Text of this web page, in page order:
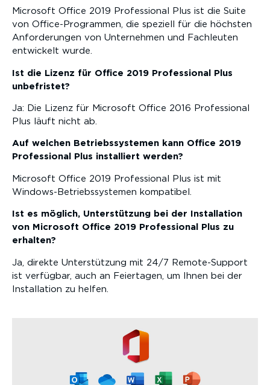
Microsoft Office 2019 Professional Plus ist die Suite
von Office-Programmen, die speziell für die höchsten
Anforderungen von Unternehmen und Fachleuten
entwickelt wurde.
Ist die Lizenz für Office 2019 Professional Plus
unbefristet?
Ja: Die Lizenz für Microsoft Office 2016 Professional
Plus läuft nicht ab.
Auf welchen Betriebssystemen kann Office 2019
Professional Plus installiert werden?
Microsoft Office 2019 Professional Plus ist mit
Windows-Betriebssystemen kompatibel.
Ist es möglich, Unterstützung bei der Installation
von Microsoft Office 2019 Professional Plus zu
erhalten?
Ja, direkte Unterstützung mit 24/7 Remote-Support
ist verfügbar, auch an Feiertagen, um Ihnen bei der
Installation zu helfen.